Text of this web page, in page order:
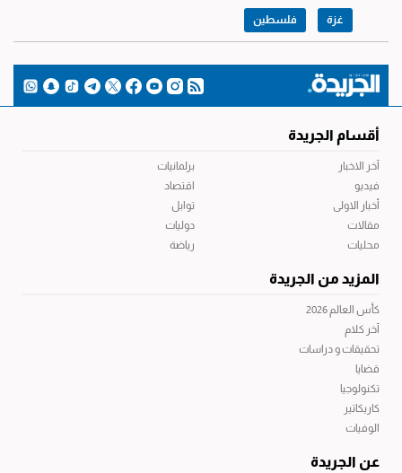
غزة فلسطين
أقسام الجريدة
آخر الاخبار
فيديو
أخبار الاولى
مقالات
محليات
برلمانيات
اقتصاد
توابل
دوليات
رياضة
المزيد من الجريدة
كأس العالم 2026
آخر كلام
تحقيقات و دراسات
قضايا
تكنولوجيا
كاريكاتير
الوفيات
عن الجريدة